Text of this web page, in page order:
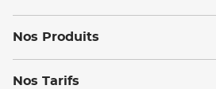
Nos Produits
Nos Tarifs